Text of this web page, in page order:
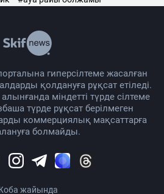
гиперсілтеме жасалған
қолдануға рұқсат етіледі.
міндетті түрде сілтеме
түрде рұқсат берілмеген
коммерциялық мақсаттарға
болмайды.
жайында